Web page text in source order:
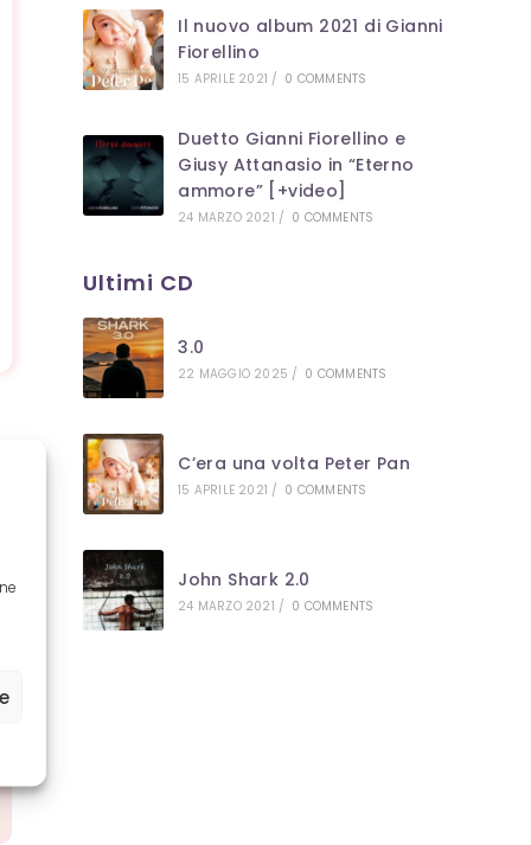
Il nuovo album 2021 di Gianni
Fiorellino
15 APRILE 2021 / 0 COMMENTS
Duetto Gianni Fiorellino e
Giusy Attanasio in “Eterno
ammore” [+video]
24 MARZO 2021 / 0 COMMENTS
Ultimi CD
3.0
22 MAGGIO 2025 / 0 COMMENTS
C’era una volta Peter Pan
15 APRILE 2021 / 0 COMMENTS
John Shark 2.0
24 MARZO 2021 / 0 COMMENTS